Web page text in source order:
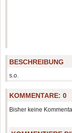
BESCHREIBUNG
s.o.
KOMMENTARE:0
Bisher keine